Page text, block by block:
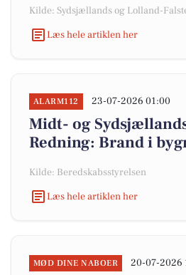
Kilde: Sydsjællands og Lolland-
Læs hele artiklen her
ALARM112 23-07-2026 01:00
Midt- og
Redning: Brand i
Kilde: Beredskabsstyrelsen
Læs hele artiklen her
MØD DINE NABOER 20-07-2026